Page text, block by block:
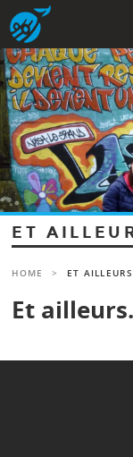
Aller
au
contenu
principal
ET
HOME > ET
Et